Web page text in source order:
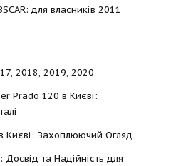
для власників 2011
2018, 2019, 2020
Prado 120 в Києві:
Києві: Захоплюючий Огляд
Досвід та Надійність для